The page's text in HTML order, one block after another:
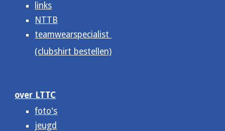
links
NTTB
teamwearspecialist
(clubshirt bestellen)
over LTTC
foto's
jeugd